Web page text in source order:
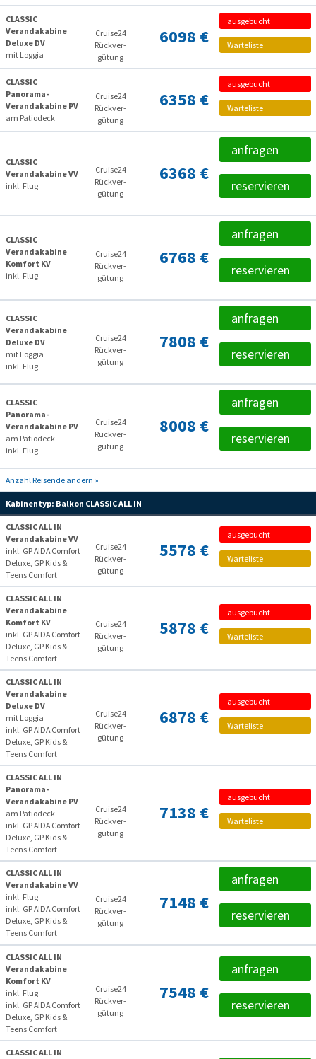
CLASSIC
Verandakabine
Deluxe DV
mit Loggia
Cruise24
Rückver­
gütung
6098 €
ausgebucht
Warteliste
CLASSIC
Panorama-
Verandakabine PV
am Patiodeck
Cruise24
Rückver­
gütung
6358 €
ausgebucht
Warteliste
CLASSIC
Verandakabine VV
inkl. Flug
Cruise24
Rückver­
gütung
6368 €
anfragen
reservieren
CLASSIC
Verandakabine
Komfort KV
inkl. Flug
Cruise24
Rückver­
gütung
6768 €
anfragen
reservieren
CLASSIC
Verandakabine
Deluxe DV
mit Loggia
inkl. Flug
Cruise24
Rückver­
gütung
7808 €
anfragen
reservieren
CLASSIC
Panorama-
Verandakabine PV
am Patiodeck
inkl. Flug
Cruise24
Rückver­
gütung
8008 €
anfragen
reservieren
Anzahl Reisende ändern »
Kabinentyp: Balkon CLASSIC ALL IN
CLASSIC ALL IN
Verandakabine VV
inkl. GP AIDA Comfort
Deluxe, GP Kids &
Teens Comfort
Cruise24
Rückver­
gütung
5578 €
ausgebucht
Warteliste
CLASSIC ALL IN
Verandakabine
Komfort KV
inkl. GP AIDA Comfort
Deluxe, GP Kids &
Teens Comfort
Cruise24
Rückver­
gütung
5878 €
ausgebucht
Warteliste
CLASSIC ALL IN
Verandakabine
Deluxe DV
mit Loggia
inkl. GP AIDA Comfort
Deluxe, GP Kids &
Teens Comfort
Cruise24
Rückver­
gütung
6878 €
ausgebucht
Warteliste
CLASSIC ALL IN
Panorama-
Verandakabine PV
am Patiodeck
inkl. GP AIDA Comfort
Deluxe, GP Kids &
Teens Comfort
Cruise24
Rückver­
gütung
7138 €
ausgebucht
Warteliste
CLASSIC ALL IN
Verandakabine VV
inkl. Flug
inkl. GP AIDA Comfort
Deluxe, GP Kids &
Teens Comfort
Cruise24
Rückver­
gütung
7148 €
anfragen
reservieren
CLASSIC ALL IN
Verandakabine
Komfort KV
inkl. Flug
inkl. GP AIDA Comfort
Deluxe, GP Kids &
Teens Comfort
Cruise24
Rückver­
gütung
7548 €
anfragen
reservieren
CLASSIC ALL IN